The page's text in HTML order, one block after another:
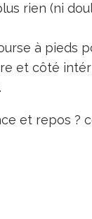
rien (ni
à pieds
et côté
et repos ?